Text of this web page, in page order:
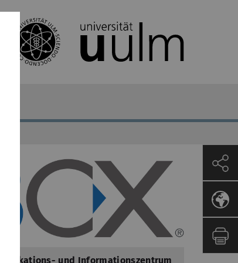
und Informationszentrum